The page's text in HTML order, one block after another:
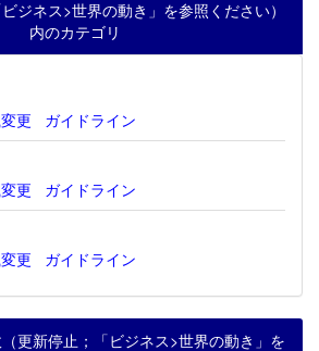
ジネス>世界の動き」を参照ください）
内のカテゴリ
更
ガイドライン
更
ガイドライン
更 ガイドライン
更新停止；「ビジネス>世界の動き」を